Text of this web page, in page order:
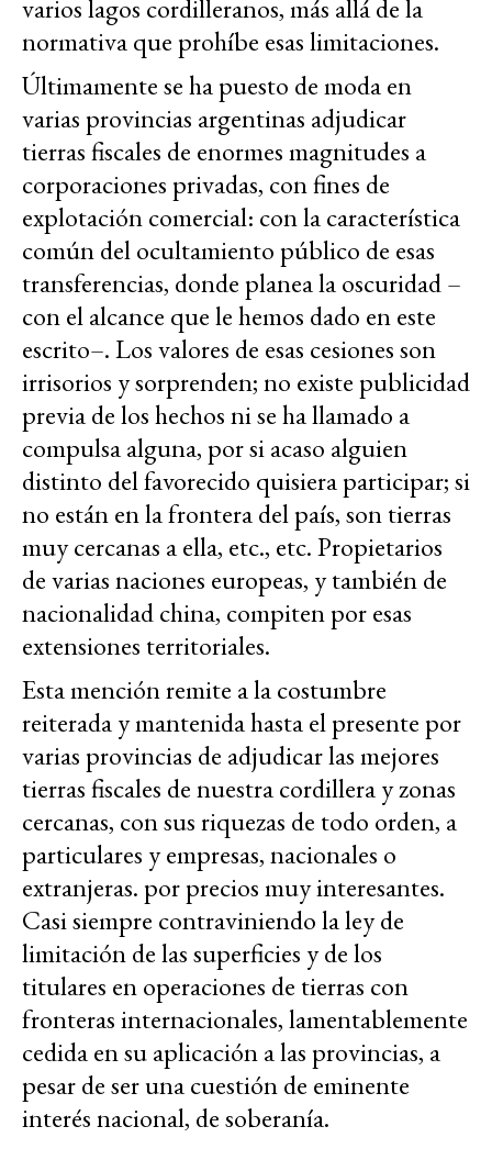
varios lagos cordilleranos, más allá de la
normativa que prohíbe esas limitaciones.
Últimamente se ha puesto de moda en
varias provincias argentinas adjudicar
tierras fiscales de enormes magnitudes a
corporaciones privadas, con fines de
explotación comercial: con la característica
común del ocultamiento público de esas
transferencias, donde planea la oscuridad –
con el alcance que le hemos dado en este
escrito–. Los valores de esas cesiones son
irrisorios y sorprenden; no existe publicidad
previa de los hechos ni se ha llamado a
compulsa alguna, por si acaso alguien
distinto del favorecido quisiera participar; si
no están en la frontera del país, son tierras
muy cercanas a ella, etc., etc. Propietarios
de varias naciones europeas, y también de
nacionalidad china, compiten por esas
extensiones territoriales.
Esta mención remite a la costumbre
reiterada y mantenida hasta el presente por
varias provincias de adjudicar las mejores
tierras fiscales de nuestra cordillera y zonas
cercanas, con sus riquezas de todo orden, a
particulares y empresas, nacionales o
extranjeras. por precios muy interesantes.
Casi siempre contraviniendo la ley de
limitación de las superficies y de los
titulares en operaciones de tierras con
fronteras internacionales, lamentablemente
cedida en su aplicación a las provincias, a
pesar de ser una cuestión de eminente
interés nacional, de soberanía.